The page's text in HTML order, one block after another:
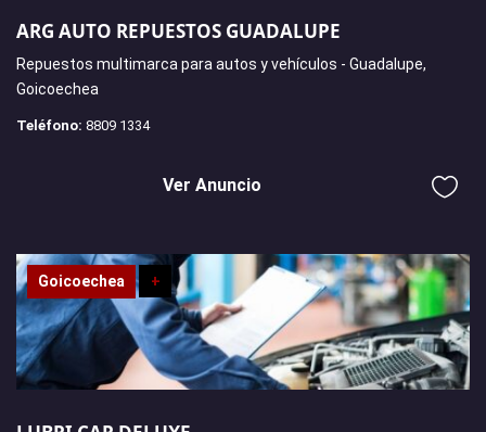
ARG AUTO REPUESTOS GUADALUPE
Repuestos multimarca para autos y vehículos - Guadalupe,
Goicoechea
Teléfono: 8809 1334
Ver Anuncio
Goicoechea +